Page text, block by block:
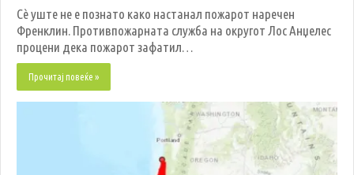
Сè уште не е познато како настанал пожарот наречен
Френклин. Противпожарната служба на округот Лос Анџелес
процени дека пожарот зафатил…
Прочитај повеќе »